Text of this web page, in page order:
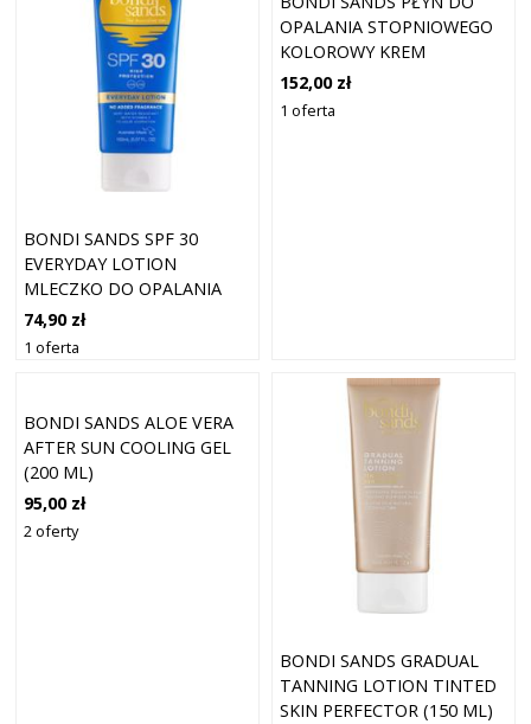
BONDI SANDS SPF 30
EVERYDAY LOTION
MLECZKO DO OPALANIA
CIAŁA SPF 30 150 ML
74,90 zł
1 oferta
OPALANIA STOPNIOWEGO
KOLOROWY KREM
SAMOOPALAJĄCY DO
STOPNIOWEJ OPALENIZNY
152,00 zł
1 oferta
BONDI SANDS ALOE VERA
AFTER SUN COOLING GEL
(200 ML)
95,00 zł
2 oferty
BONDI SANDS GRADUAL
TANNING LOTION TINTED
SKIN PERFECTOR (150 ML)